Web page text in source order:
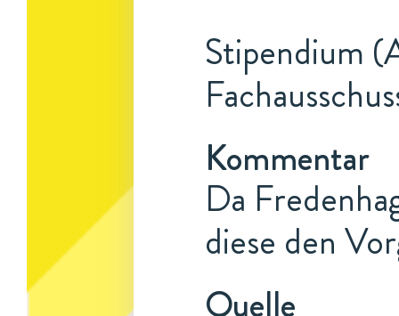
Stipendium
Kommentar
Da
diese den
Quelle